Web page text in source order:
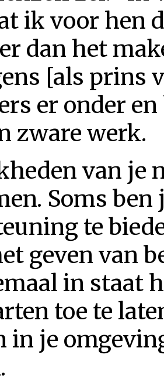
ik voor hen
dan het
[als prins
er onder
zware werk.
van je
Soms
te
geven van
in staat
toe te
in je